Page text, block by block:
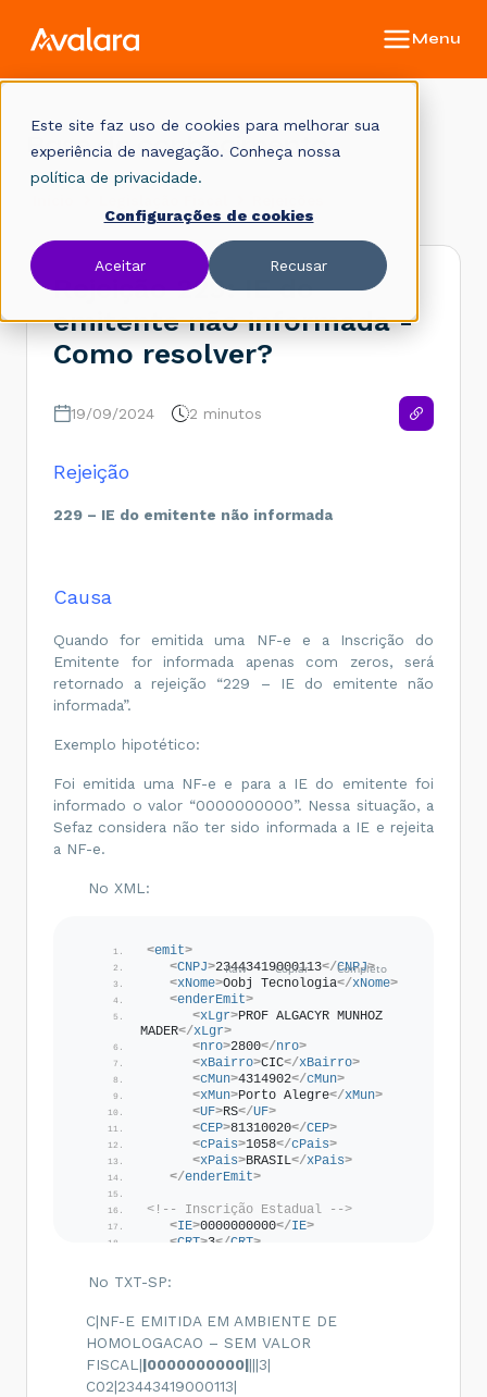
Este site faz uso de cookies para melhorar sua
experiência de navegação. Conheça nossa
política de privacidade.
Configurações de cookies
Aceitar Recusar
Base de conhecimento
Rejeição 229: IE do
emitente não informada -
Como resolver?
19/09/2024 2 minutos
Rejeição
229 – IE do emitente não informada
Causa
Quando for emitida uma NF-e e a Inscrição do
Emitente for informada apenas com zeros, será
retornado a rejeição “229 – IE do emitente não
informada”.
Exemplo hipotético:
Foi emitida uma NF-e e para a IE do emitente foi
informado o valor “0000000000”. Nessa situação, a
Sefaz considera não ter sido informada a IE e rejeita
a NF-e.
No XML:
<emit>
<CNPJ>23443419000113</CNPJ>
<xNome>Oobj Tecnologia</xNome>
<enderEmit>
<xLgr>PROF ALGACYR MUNHOZ
MADER</xLgr>
<nro>2800</nro>
<xBairro>CIC</xBairro>
<cMun>4314902</cMun>
<xMun>Porto Alegre</xMun>
<UF>RS</UF>
<CEP>81310020</CEP>
<cPais>1058</cPais>
<xPais>BRASIL</xPais>
</enderEmit>
<!-- Inscrição Estadual -->
<IE>0000000000</IE>
<CRT>3</CRT>
No TXT-SP:
C|NF-E EMITIDA EM AMBIENTE DE
HOMOLOGACAO – SEM VALOR
FISCAL||0000000000||||3|
C02|23443419000113|